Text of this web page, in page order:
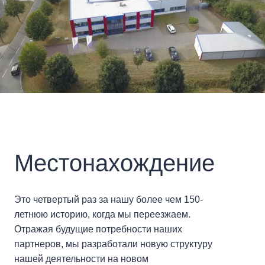
Местонахождение
Это четвертый раз за нашу более чем 150-
летнюю историю, когда мы переезжаем.
Отражая будущие потребности наших
партнеров, мы разработали новую структуру
нашей деятельности на новом